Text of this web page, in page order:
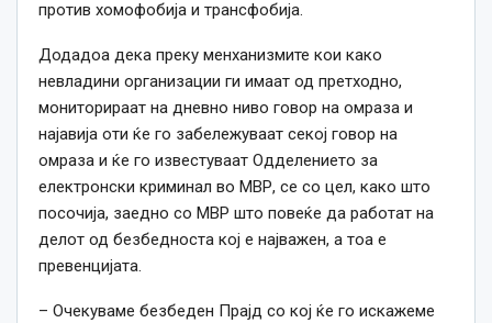
против хомофобија и трансфобија.
Додадоа дека преку менханизмите кои како
невладини организации ги имаат од претходно,
мониторираат на дневно ниво говор на омраза и
најавија оти ќе го забележуваат секој говор на
омраза и ќе го известуваат Одделението за
електронски криминал во МВР, се со цел, како што
посочија, заедно со МВР што повеќе да работат на
делот од безбедноста кој е најважен, а тоа е
превенцијата.
– Очекуваме безбеден Прајд со кој ќе го искажеме